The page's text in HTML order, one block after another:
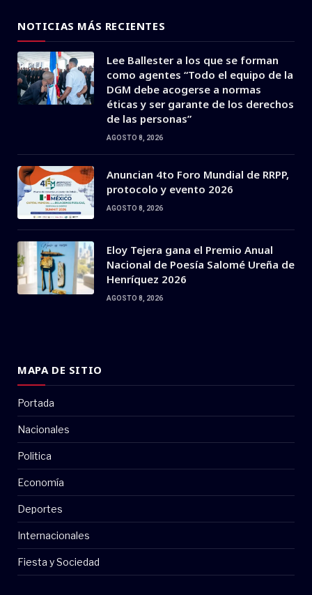
NOTICIAS MÁS RECIENTES
Lee Ballester a los que se forman
como agentes “Todo el equipo de la
DGM debe acogerse a normas
éticas y ser garante de los derechos
de las personas”
AGOSTO 8, 2026
Anuncian 4to Foro Mundial de RRPP,
protocolo y evento 2026
AGOSTO 8, 2026
Eloy Tejera gana el Premio Anual
Nacional de Poesía Salomé Ureña de
Henríquez 2026
AGOSTO 8, 2026
MAPA DE SITIO
Portada
Nacionales
Politica
Economía
Deportes
Internacionales
Fiesta y Sociedad